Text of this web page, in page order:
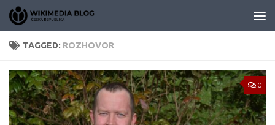
Skip to content
TAGGED: ROZHOVOR
0